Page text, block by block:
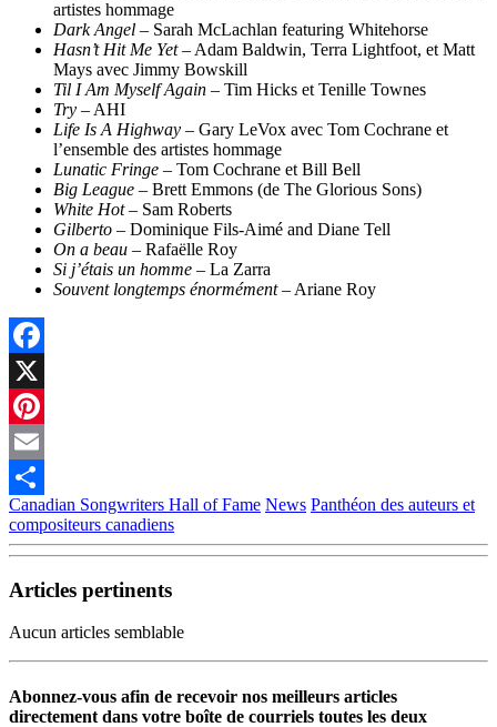
artistes hommage
Dark Angel – Sarah McLachlan featuring Whitehorse
Hasn’t Hit Me Yet– Adam Baldwin, Terra Lightfoot, et Matt
Mays avec Jimmy Bowskill
Til I Am Myself Again – Tim Hicks et Tenille Townes
Try – AHI
Life Is A Highway – Gary LeVox avec Tom Cochrane et
l’ensemble des artistes hommage
Lunatic Fringe – Tom Cochrane et Bill Bell
Big League – Brett Emmons (de The Glorious Sons)
White Hot– Sam Roberts
Gilberto – Dominique Fils-Aimé and Diane Tell
On a beau – Rafaëlle Roy
Si j’étais un homme – La Zarra
Souvent longtemps énormément– Ariane Roy
Facebook
X
Pinterest
Email
Partager
Canadian Songwriters Hall of Fame News Panthéon des auteurs et
compositeurs canadiens
Articles pertinents
Aucun articles semblable
Abonnez-vous afin de recevoir nos meilleurs articles
directement dans votre boîte de courriels toutes les deux